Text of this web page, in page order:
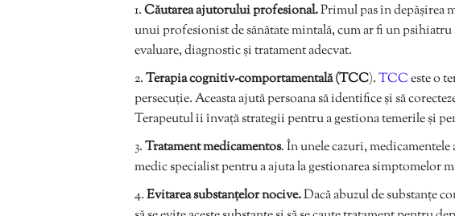
Căutarea ajutorului profesional.Primul pas în depășirea
unui profesionist de sănătate mintală, cum ar fi un
evaluare, diagnostic și tratament adecvat.
Terapia cognitiv-comportamentală (TCC).TCCeste o
persecuție. Aceasta ajută persoana să identifice și să
Terapeutul îi învață strategii pentru a gestiona temerile și
Tratament medicamentos. În unele cazuri,
medic specialist pentru a ajuta la gestionarea simptomelor
Evitarea substanțelor nocive.Dacă abuzul de substanțe